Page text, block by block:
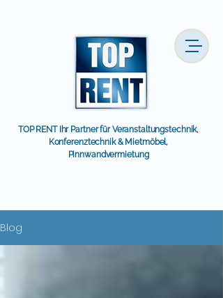
TOP RENT Ihr Partner für Veranstaltungstechnik,
Konferenztechnik & Mietmöbel,
Pinnwandvermietung
Blog